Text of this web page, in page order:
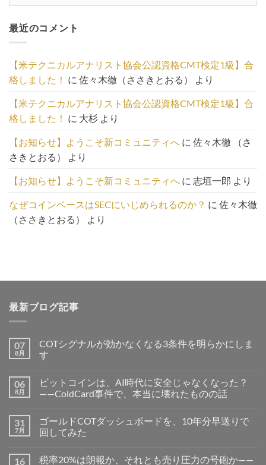
事
の
覧
は
こ
ち
ら
最近のコメント
【米テクニカルアナリスト協会公認資格CMT検定1級】合
格しました！ に 佐々木徹（ささきとおる） より
【米テクニカルアナリスト協会公認資格CMT検定1級】合
格しました！ に 大杉 より
【お知らせ】ようこそ新コミュニティへ に 佐々木徹 （さ
さきとおる）
より
【お知らせ】ようこそ新コミュニティへ に 志垣一郎 より
なぜコインベースはSECにいじめられるのか？ に 佐々木徹
（ささきとおる）
より
最新ブログ記事
07
8月
COTシグナルが効かなくなる3条件を明らかにしま
す
06
8月
ビットコインは、AI時代に安全じゃなくなった？
——ColdCard事件で、本当に壊れたものの話
31
7月
ゴールドCOTダッシュボードを、10年分早送りで
回してみた
16
税率20%は朗報か、それとも売り圧力の号砲か——